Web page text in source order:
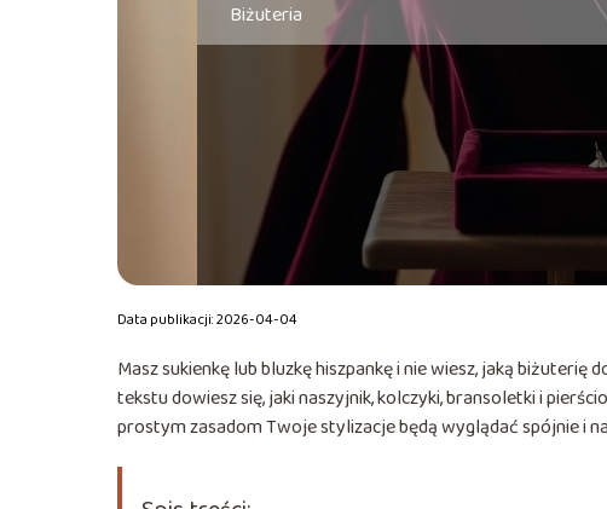
Biżuteria
Data publikacji: 2026-04-04
Masz sukienkę lub bluzkę hiszpankę i nie wiesz, jaką biżuterię
tekstu dowiesz się, jaki naszyjnik, kolczyki, bransoletki i
prostym zasadom Twoje stylizacje będą wyglądać spójnie i